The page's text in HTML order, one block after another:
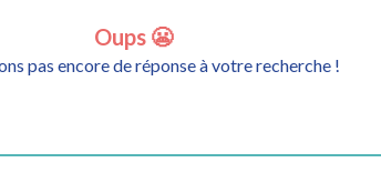
Oups 😬
pas encore de réponse à votre recherche !